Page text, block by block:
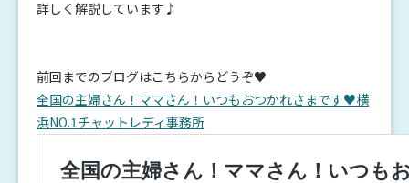
詳しく解説しています♪
前回までのブログはこちらからどうぞ♥
全国の主婦さん！ママさん！いつもおつかれさまです♥横
浜NO.1チャットレディ事務所